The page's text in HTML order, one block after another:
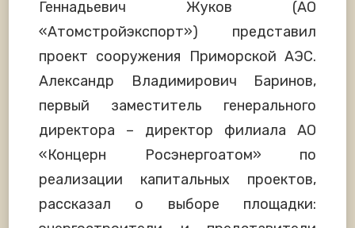
Геннадьевич Жуков (АО
«Атомстройэкспорт») представил
проект сооружения Приморской АЭС.
Александр Владимирович Баринов,
первый заместитель генерального
директора – директор филиала АО
«Концерн Росэнергоатом» по
реализации капитальных проектов,
рассказал о выборе площадки: